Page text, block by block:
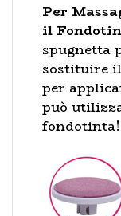
Per
il
spugnetta
sostituire
per
può
fondotinta!